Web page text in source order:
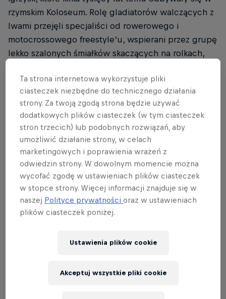
rzymskim Koloseum. Rolę gladiatorów walczących z
lwami przejęli specjaliści od rowerowego i
motocrossowego freestyle’u, wspierani przez grupę
lekko szalonych śmiałków skaczących na rolkach,
towarzystwie taczek.
To, co się nie zmieniło, to ekstremalne emocje
towarzyszące widzom podczas całego widowiska.
Choć wszyscy wiedzą, że na arenie raczej nie
pojawi się dziki tygrys ani rydwan rodem z filmu
Gladiator, to jednak poziom ryzyka związany z
wykonywaniem nowych trików i lotami na ponad 20-
metrowych skoczniach potrafi przyprawić o zawrót
głowy. Połączenie tych ewolucji z hardcorową
muzyką i widowiskową pirotechniką tworzy
i inspiruje kolejne pokolenia do zanurzenia się w
Ta strona internetowa wykorzystuje pliki
ciasteczek niezbędne do technicznego działania
strony. Za twoją zgodą strona będzie używać
dodatkowych plików ciasteczek (w tym ciasteczek
stron trzecich) lub podobnych rozwiązań, aby
umożliwić działanie strony, w celach
marketingowych i poprawienia wrażeń z
odwiedzin strony. W dowolnym momencie można
wycofać zgodę w ustawieniach plików ciasteczek
w stopce strony. Więcej informacji znajduje się w
naszej Polityce prywatnościoraz w ustawieniach
plików ciasteczek poniżej.
Ustawienia plików cookie
Akceptuj wszystkie pliki cookie